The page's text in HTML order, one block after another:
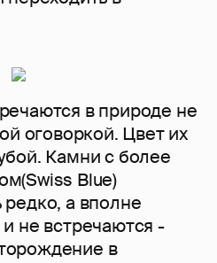
в природе не
оговоркой. Цвет их
Камни с более
Blue)
редко, а вполне
не встречаются -
в